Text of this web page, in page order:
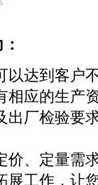
以达到客户
相应的生产
出厂检验要
价、定量需
展工作，让